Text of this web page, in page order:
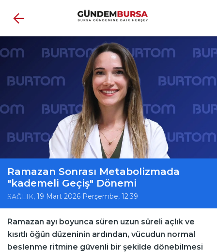
Ramazan Sonrası Metabolizmada
"kademeli Geçiş" Dönemi
SAĞLIK, 19 Mart 2026 Perşembe, 12:39
Ramazan ayı boyunca süren uzun süreli açlık ve
kısıtlı öğün düzeninin ardından, vücudun normal
beslenme ritmine güvenli bir şekilde dönebilmesi